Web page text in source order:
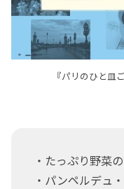
『パリのひと皿
・たっぷり野菜
・パンペルデュ